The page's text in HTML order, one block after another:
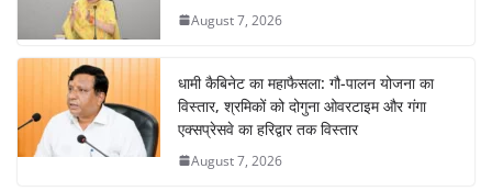
August 7, 2026
धामी कैबिनेट का महाफैसला: गौ-पालन योजना का
विस्तार, श्रमिकों को दोगुना ओवरटाइम और गंगा
एक्सप्रेसवे का हरिद्वार तक विस्तार
August 7, 2026